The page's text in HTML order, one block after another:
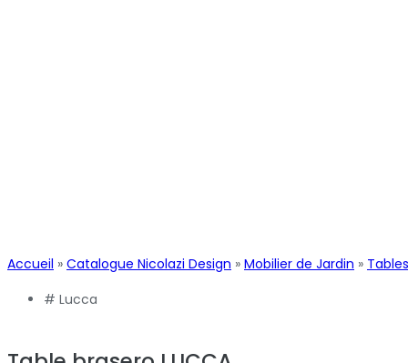
Accueil » Catalogue Nicolazi Design » Mobilier de Jardin »
# Lucca